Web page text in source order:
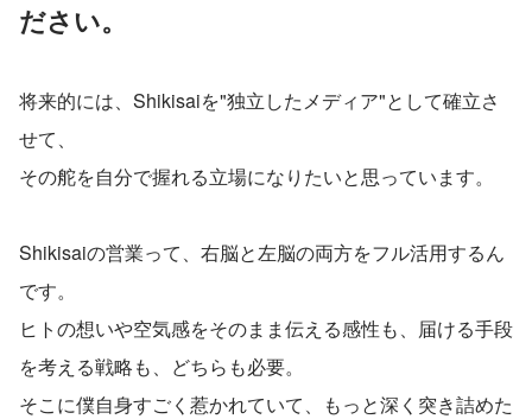
ださい。
将来的には、Shikisaiを"独立したメディア"として確立さ
せて、
その舵を自分で握れる立場になりたいと思っています。
Shikisaiの営業って、右脳と左脳の両方をフル活用するん
です。
ヒトの想いや空気感をそのまま伝える感性も、届ける手段
を考える戦略も、どちらも必要。
そこに僕自身すごく惹かれていて、もっと深く突き詰めた